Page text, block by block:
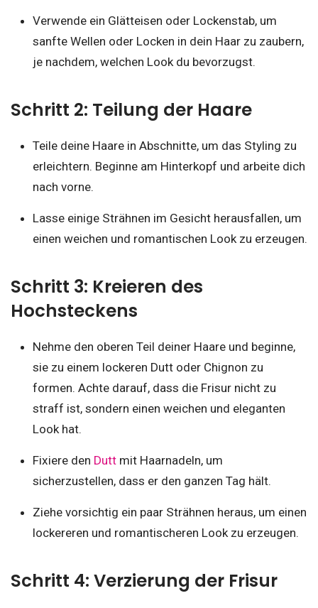
Verwende ein Glätteisen oder Lockenstab, um
sanfte Wellen oder Locken in dein Haar zu zaubern,
je nachdem, welchen Look du bevorzugst.
Schritt 2: Teilung der Haare
Teile deine Haare in Abschnitte, um das Styling zu
erleichtern. Beginne am Hinterkopf und arbeite dich
nach vorne.
Lasse einige Strähnen im Gesicht herausfallen, um
einen weichen und romantischen Look zu erzeugen.
Schritt 3: Kreieren des
Hochsteckens
Nehme den oberen Teil deiner Haare und beginne,
sie zu einem lockeren Dutt oder Chignon zu
formen. Achte darauf, dass die Frisur nicht zu
straff ist, sondern einen weichen und eleganten
Look hat.
Fixiere den Duttmit Haarnadeln, um
sicherzustellen, dass er den ganzen Tag hält.
Ziehe vorsichtig ein paar Strähnen heraus, um einen
lockereren und romantischeren Look zu erzeugen.
Schritt 4: Verzierung der Frisur